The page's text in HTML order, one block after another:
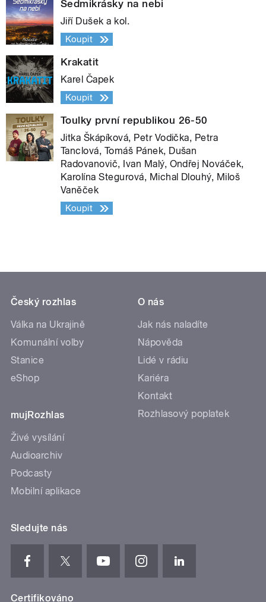
Sedmikrásky na nebi
Jiří Dušek a kol.
Koupit
Krakatit
Karel Čapek
Koupit
Toulky první republikou 26-50
Jitka Škápíková, Petr Vodička, Petra
Tanclová, Tomáš Pánek, Dušan
Radovanovič, Ivan Malý, Ondřej Nováček,
Karolína Stegurová, Michal Dlouhý, Miloš
Vaněček
Koupit
Český rozhlas
Válka na Ukrajině
Komunální volby
Stanice
eShop
mujRozhlas
Živé vysílání
Audioarchiv
Podcasty
Mobilní aplikace
O nás
Jak nás naladíte
Nápověda
Lidé v rádiu
Kariéra
Kontakt
Rozhlasový poplatek
Sledujte nás
Certifikováno